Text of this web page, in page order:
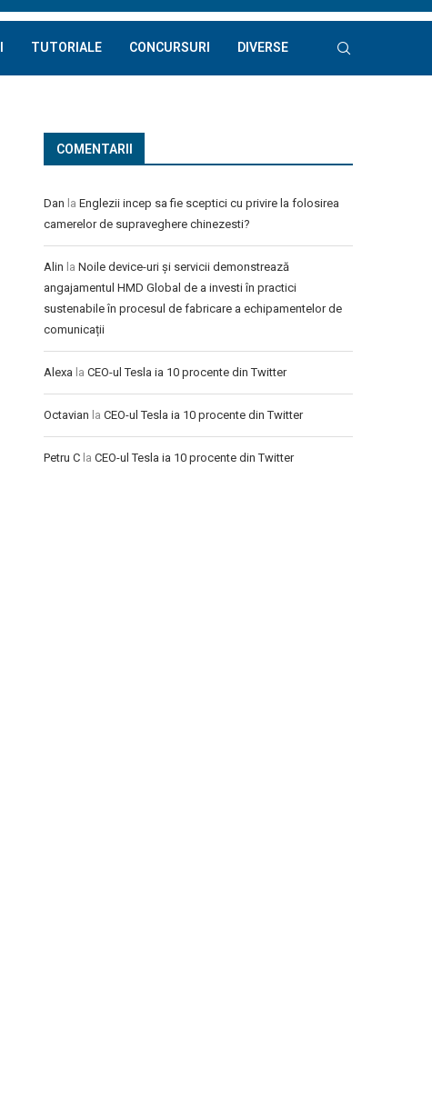
TUTORIALE CONCURSURI DIVERSE
COMENTARII
Dan la Englezii incep sa fie sceptici cu privire la folosirea
camerelor de supraveghere chinezesti?
Alin la Noile device-uri și servicii demonstrează
angajamentul HMD Global de a investi în practici
sustenabile în procesul de fabricare a echipamentelor de
comunicații
Alexa la CEO-ul Tesla ia 10 procente din Twitter
Octavian la CEO-ul Tesla ia 10 procente din Twitter
Petru C la CEO-ul Tesla ia 10 procente din Twitter